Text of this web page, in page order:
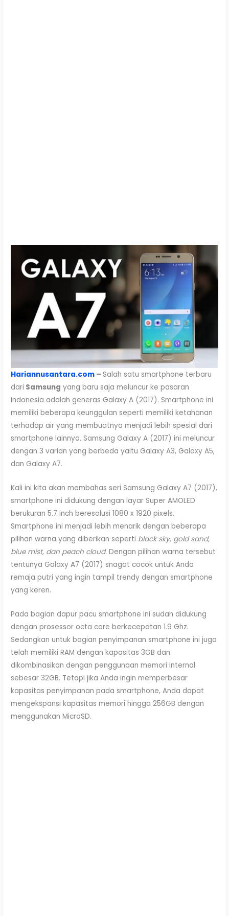
Hariannusantara.com – Salah satu smartphone terbaru
dari Samsung yang baru saja meluncur ke pasaran
Indonesia adalah generas Galaxy A (2017). Smartphone ini
memiliki beberapa keunggulan seperti memiliki ketahanan
terhadap air yang membuatnya menjadi lebih spesial dari
smartphone lainnya. Samsung Galaxy A (2017) ini meluncur
dengan 3 varian yang berbeda yaitu Galaxy A3, Galaxy A5,
dan Galaxy A7.
Kali ini kita akan membahas seri Samsung Galaxy A7 (2017),
smartphone ini didukung dengan layar Super AMOLED
berukuran 5.7 inch beresolusi 1080 x 1920 pixels.
Smartphone ini menjadi lebih menarik dengan beberapa
pilihan warna yang diberikan seperti black sky, gold sand,
blue mist, dan peach cloud. Dengan pilihan warna tersebut
tentunya Galaxy A7 (2017) snagat cocok untuk Anda
remaja putri yang ingin tampil trendy dengan smartphone
yang keren.
Pada bagian dapur pacu smartphone ini sudah didukung
dengan prosessor octa core berkecepatan 1.9 Ghz.
Sedangkan untuk bagian penyimpanan smartphone ini juga
telah memiliki RAM dengan kapasitas 3GB dan
dikombinasikan dengan penggunaan memori internal
sebesar 32GB. Tetapi jika Anda ingin memperbesar
kapasitas penyimpanan pada smartphone, Anda dapat
mengekspansi kapasitas memori hingga 256GB dengan
menggunakan MicroSD.